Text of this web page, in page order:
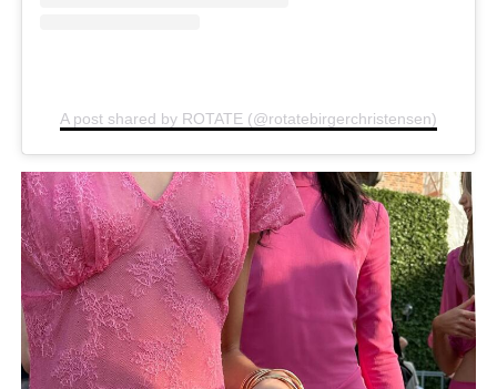
A post shared by ROTATE (@rotatebirgerchristensen)